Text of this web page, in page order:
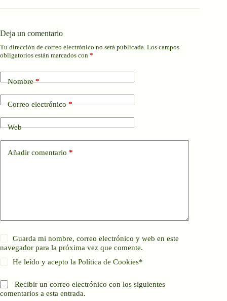
Deja un comentario
Tu dirección de correo electrónico no será publicada. Los campos
obligatorios están marcados con *
Nombre*
Correo electrónico*
Web
Añadir comentario *
Guarda mi nombre, correo electrónico y web en este
navegador para la próxima vez que comente.
He leído y acepto laPolítica de Cookies*
Recibir un correo electrónico con los siguientes
comentarios a esta entrada.